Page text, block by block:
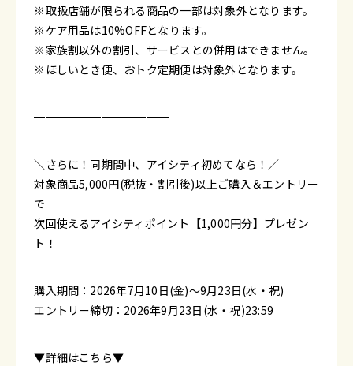
※取扱店舗が限られる商品の一部は対象外となります。
※ケア用品は10%OFFとなります。
※家族割以外の割引、サービスとの併用はできません。
※ほしいとき便、おトク定期便は対象外となります。
━━━━━━━━━━━━
＼さらに！同期間中、アイシティ初めてなら！／
対象商品5,000円(税抜・割引後)以上ご購入＆エントリー
で
次回使えるアイシティポイント【1,000円分】プレゼン
ト！
購入期間：2026年7月10日(金)～9月23日(水・祝)
エントリー締切：2026年9月23日(水・祝)23:59
▼詳細はこちら▼